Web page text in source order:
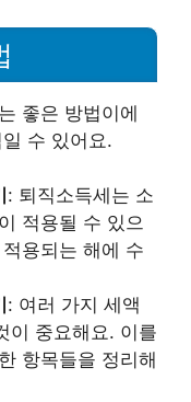
좋은 방법이에
수 있어요.
: 퇴직소득세는 소
적용될 수 있으
용되는 해에 수
: 여러 가지 세액
이 중요해요. 이를
항목들을 정리해